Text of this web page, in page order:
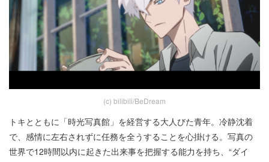
(c) bilibili/BeDream
トキとともに「時光写真館」を経営する大人びた青年。冷静沈着
で、感情に左右されずに任務を全うすることを心掛ける。写真の
世界で12時間以内に起きた出来事を把握する能力を持ち、“ダイ